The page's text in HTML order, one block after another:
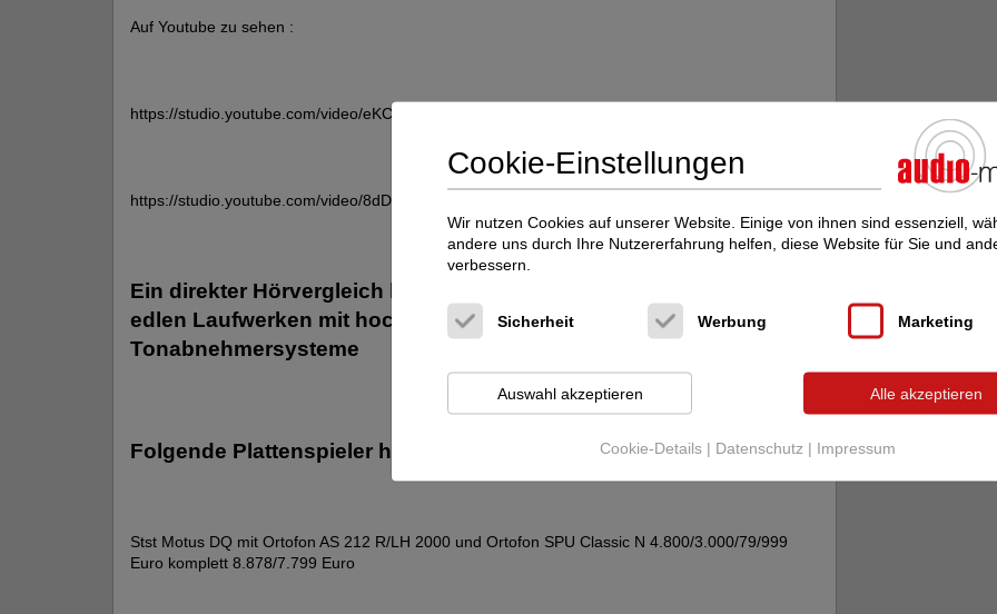
Auf Youtube zu sehen :
https://studio.youtube.com/video/eKCArU93uC0/edit
https://studio.youtube.com/video/8dDaQ2Ef2kg/edit
Ein direkter Hörvergleich besonderer Analog-Komponenten – von
edlen Laufwerken mit hochwertigen Tonarmen und entsprechende
Tonabnehmersysteme
Folgende Plattenspieler haben wir im Vergleich gehört :
Stst Motus DQ mit Ortofon AS 212 R/LH 2000 und Ortofon SPU Classic N 4.800/3.000/79/999
Euro komplett 8.878/7.799 Euro
Cookie-Einstellungen
Wir nutzen Cookies auf unserer Website. Einige von ihnen sind essenziell,
andere uns durch Ihre Nutzererfahrung helfen, diese Website für Sie und
verbessern.
Cookie-Details | Datenschutz | Impressum
Sicherheit Werbung Marketing
Auswahl akzeptieren Alle akzeptieren